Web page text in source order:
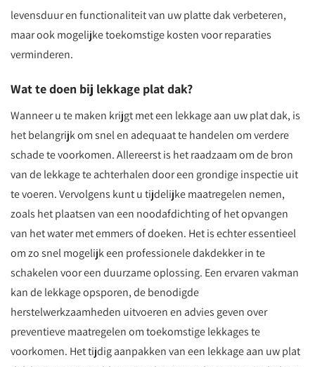
levensduur en functionaliteit van uw platte dak verbeteren,
maar ook mogelijke toekomstige kosten voor reparaties
verminderen.
Wat te doen bij lekkage plat dak?
Wanneer u te maken krijgt met een lekkage aan uw plat dak, is
het belangrijk om snel en adequaat te handelen om verdere
schade te voorkomen. Allereerst is het raadzaam om de bron
van de lekkage te achterhalen door een grondige inspectie uit
te voeren. Vervolgens kunt u tijdelijke maatregelen nemen,
zoals het plaatsen van een noodafdichting of het opvangen
van het water met emmers of doeken. Het is echter essentieel
om zo snel mogelijk een professionele dakdekker in te
schakelen voor een duurzame oplossing. Een ervaren vakman
kan de lekkage opsporen, de benodigde
herstelwerkzaamheden uitvoeren en advies geven over
preventieve maatregelen om toekomstige lekkages te
voorkomen. Het tijdig aanpakken van een lekkage aan uw plat